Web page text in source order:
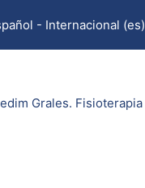
- Internacional ‎(es)‎
Grales. Fisioterapia